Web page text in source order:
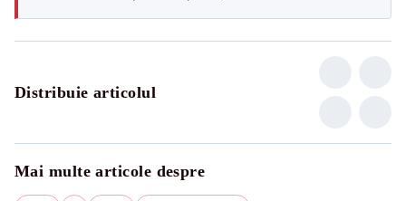
Distribuie articolul
Mai multe articole despre